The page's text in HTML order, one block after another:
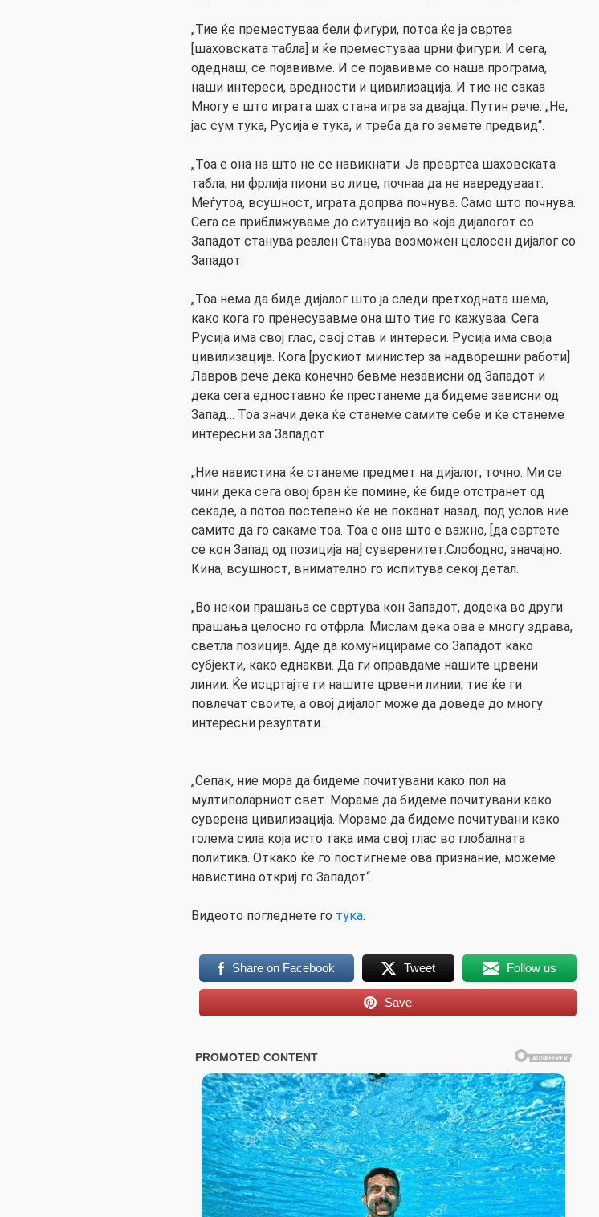
„Тие ќе преместуваа бели фигури, потоа ќе ја свртеа
[шаховската табла] и ќе преместуваа црни фигури. И сега,
одеднаш, се појавивме. И се појавивме со наша програма,
наши интереси, вредности и цивилизација. И тие не сакаа
Многу е што играта шах стана игра за двајца. Путин рече: „Не,
јас сум тука, Русија е тука, и треба да го земете предвид“.
„Тоа е она на што не се навикнати. Ја превртеа шаховската
табла, ни фрлија пиони во лице, почнаа да не навредуваат.
Меѓутоа, всушност, играта допрва почнува. Само што почнува.
Сега се приближуваме до ситуација во која дијалогот со
Западот станува реален Станува возможен целосен дијалог со
Западот.
„Тоа нема да биде дијалог што ја следи претходната шема,
како кога го пренесувавме она што тие го кажуваа. Сега
Русија има свој глас, свој став и интереси. Русија има своја
цивилизација. Кога [рускиот министер за надворешни работи]
Лавров рече дека конечно бевме независни од Западот и
дека сега едноставно ќе престанеме да бидеме зависни од
Запад… Тоа значи дека ќе станеме самите себе и ќе станеме
интересни за Западот.
„Ние навистина ќе станеме предмет на дијалог, точно. Ми се
чини дека сега овој бран ќе помине, ќе биде отстранет од
секаде, а потоа постепено ќе не поканат назад, под услов ние
самите да го сакаме тоа. Тоа е она што е важно, [да свртете
се кон Запад од позиција на] суверенитет.Слободно, значајно.
Кина, всушност, внимателно го испитува секој детал.
„Во некои прашања се свртува кон Западот, додека во други
прашања целосно го отфрла. Мислам дека ова е многу здрава,
светла позиција. Ајде да комуницираме со Западот како
субјекти, како еднакви. Да ги оправдаме нашите црвени
линии. Ќе исцртајте ги нашите црвени линии, тие ќе ги
повлечат своите, а овој дијалог може да доведе до многу
интересни резултати.
„Сепак, ние мора да бидеме почитувани како пол на
мултиполарниот свет. Мораме да бидеме почитувани како
суверена цивилизација. Мораме да бидеме почитувани како
голема сила која исто така има свој глас во глобалната
политика. Откако ќе го постигнеме ова признание, можеме
навистина откриј го Западот“.
Видеото погледнете го тука.
Share on Facebook Tweet Follow us
Save